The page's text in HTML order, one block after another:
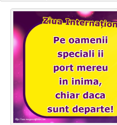
Felicitari zile saptamana
Felicitari muzicale
Felicitari muzicale personalizate
Felicitari animate
Invitatii personalizate